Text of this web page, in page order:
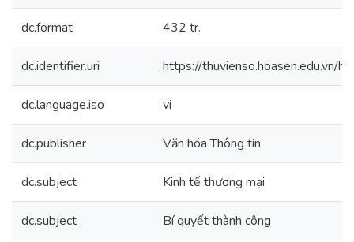
dc.format 432 tr.
dc.identifier.uri https://thuvienso.hoasen.edu.vn/
dc.language.iso vi
dc.publisher Văn hóa Thông tin
dc.subject Kinh tế thương mại
dc.subject Bí quyết thành công